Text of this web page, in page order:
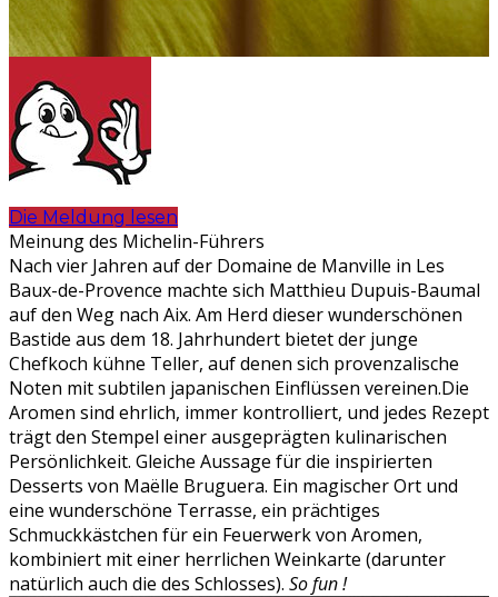
Die Meldung lesen
Meinung des Michelin-Führers
Nach vier Jahren auf der Domaine de Manville in Les
Baux-de-Provence machte sich Matthieu Dupuis-Baumal
auf den Weg nach Aix. Am Herd dieser wunderschönen
Bastide aus dem 18. Jahrhundert bietet der junge
Chefkoch kühne Teller, auf denen sich provenzalische
Noten mit subtilen japanischen Einflüssen vereinen.Die
Aromen sind ehrlich, immer kontrolliert, und jedes Rezept
trägt den Stempel einer ausgeprägten kulinarischen
Persönlichkeit. Gleiche Aussage für die inspirierten
Desserts von Maëlle Bruguera. Ein magischer Ort und
eine wunderschöne Terrasse, ein prächtiges
Schmuckkästchen für ein Feuerwerk von Aromen,
kombiniert mit einer herrlichen Weinkarte (darunter
natürlich auch die des Schlosses). So fun !